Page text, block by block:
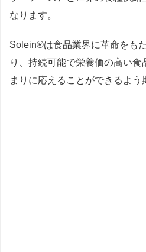
なります。
Solein®は食品業界に革命をも
り、持続可能で栄養価の高い
まりに応えることができるよう